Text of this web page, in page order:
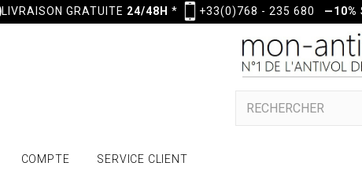
LIVRAISON GRATUITE 24/48H * +33(0)768 - 235 680 —10%
COMPTE SERVICE CLIENT